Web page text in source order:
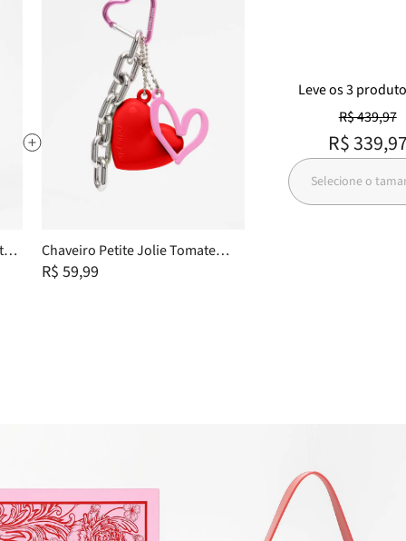
Chaveiro Petite Jolie Tomate
PJ20339
R$ 59,99
Leveos3
R$ 439,97
R$ 339,97
Selecione o